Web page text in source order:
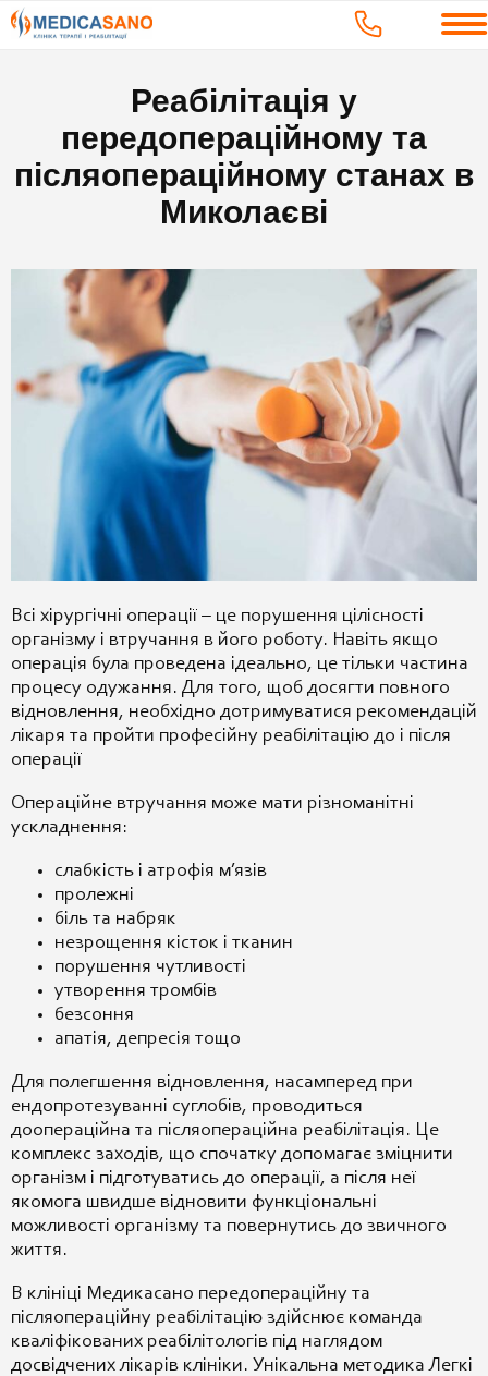
Реабілітація у
передопераційному та
післяопераційному станах в
Миколаєві
Всі хірургічні операції – це порушення цілісності
організму і втручання в його роботу. Навіть якщо
операція була проведена ідеально, це тільки частина
процесу одужання. Для того, щоб досягти повного
відновлення, необхідно дотримуватися рекомендацій
лікаря та пройти професійну реабілітацію до і після
операції
Операційне втручання може мати різноманітні
ускладнення:
слабкість і атрофія м’язів
пролежні
біль та набряк
незрощення кісток і тканин
порушення чутливості
утворення тромбів
безсоння
апатія, депресія тощо
Для полегшення відновлення, насамперед при
ендопротезуванні суглобів, проводиться
доопераційна та післяопераційна реабілітація. Це
комплекс заходів, що спочатку допомагає зміцнити
організм і підготуватись до операції, а після неї
якомога швидше відновити функціональні
можливості організму та повернутись до звичного
життя.
В клініці Медикасано передопераційну та
післяопераційну реабілітацію здійснює команда
кваліфікованих реабілітологів під наглядом
досвідчених лікарів клініки. Унікальна методика Легкі